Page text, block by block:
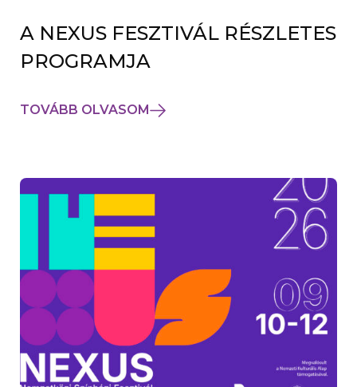
A NEXUS FESZTIVÁL RÉSZLETES
PROGRAMJA
TOVÁBB OLVASOM